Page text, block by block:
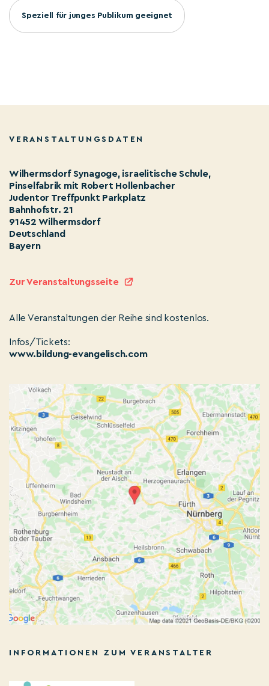
Speziell für junges Publikum geeignet
VERANSTALTUNGSDATEN
Wilhermsdorf Synagoge, israelitische Schule,
Pinselfabrik mit Robert Hollenbacher
Judentor Treffpunkt Parkplatz
Bahnhofstr. 21
91452 Wilhermsdorf
Deutschland
Bayern
Zur Veranstaltungsseite
Alle Veranstaltungen der Reihe sind kostenlos.
Infos/Tickets:
www.bildung-evangelisch.com
INFORMATIONEN ZUM VERANSTALTER